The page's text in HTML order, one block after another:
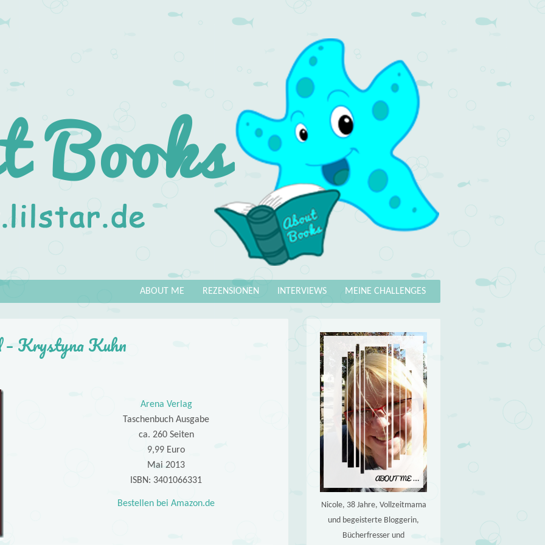
MEINE CHALLENGES
INTERVIEWS
REZENSIONEN
ABOUT ME
– Krystyna Kuhn
Arena Verlag
Taschenbuch Ausgabe
ca. 260 Seiten
9,99 Euro
Mai 2013
ISBN: 3401066331
Bestellen bei Amazon.de
Nicole, 38 Jahre, Vollzeitmama
und begeisterte Bloggerin,
Bücherfresser und